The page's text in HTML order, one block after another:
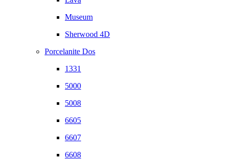
Museum
Sherwood 4D
Porcelanite Dos
1331
5000
5008
6605
6607
6608